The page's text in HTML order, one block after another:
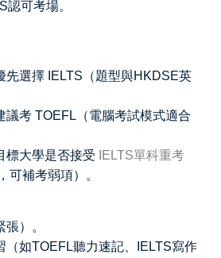
認可考場。
先選擇 IELTS（題型與HKDSE英
議考 TOEFL（電腦考試模式適合
標大學是否接受
IELTS單科重考
可補考弱項）。
）。
（如TOEFL聽力速記、IELTS寫作